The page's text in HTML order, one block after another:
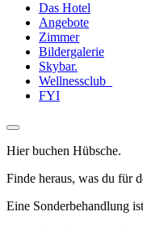
Das Hotel
Angebote
Zimmer
Bildergalerie
Skybar.
Wellnessclub
FYI
Hier buchen Hübsche.
Finde heraus, was du für
Eine Sonderbehandlung